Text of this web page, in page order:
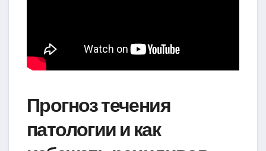
Прогноз течения
патологии и как